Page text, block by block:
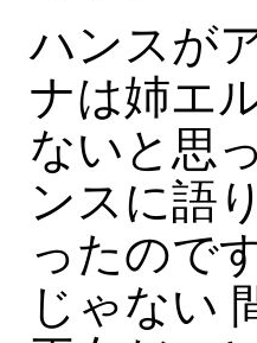
ハンスが
ナは姉エ
ないと思
ンスに語
ったので
じゃない